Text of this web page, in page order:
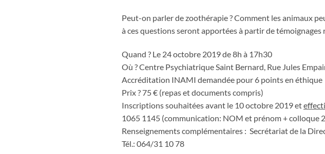
Peut-on parler de zoothérapie ? Comment les animaux
à ces questions seront apportées à partir de
Quand ? Le 24 octobre 2019 de 8h à 17h30
Où ? Centre Psychiatrique Saint Bernard, Rue Jules
Accréditation INAMI demandée pour 6 points en éthique
Prix ? 75 € (repas et documents compris)
Inscriptions souhaitées avant le 10 octobre 2019 et
1065 1145 (communication: NOM et prénom + colloque
Renseignements complémentaires : Secrétariat de la
Tél.: 064/31 10 78